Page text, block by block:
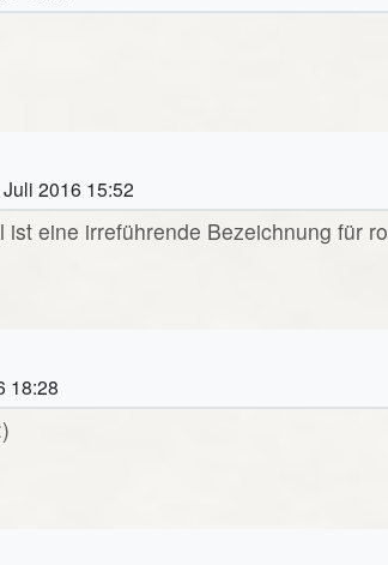
2016 15:52
ist eine irreführende Bezeichnung für
18:28